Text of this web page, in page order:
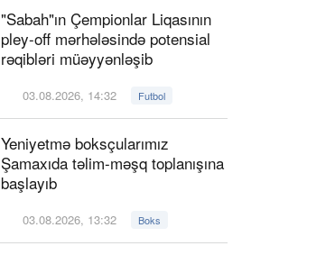
"Sabah"ın Çempionlar Liqasının
pley-off mərhələsində potensial
rəqibləri müəyyənləşib
03.08.2026, 14:32 Futbol
Yeniyetmə boksçularımız
Şamaxıda təlim-məşq toplanışına
başlayıb
03.08.2026, 13:32 Boks